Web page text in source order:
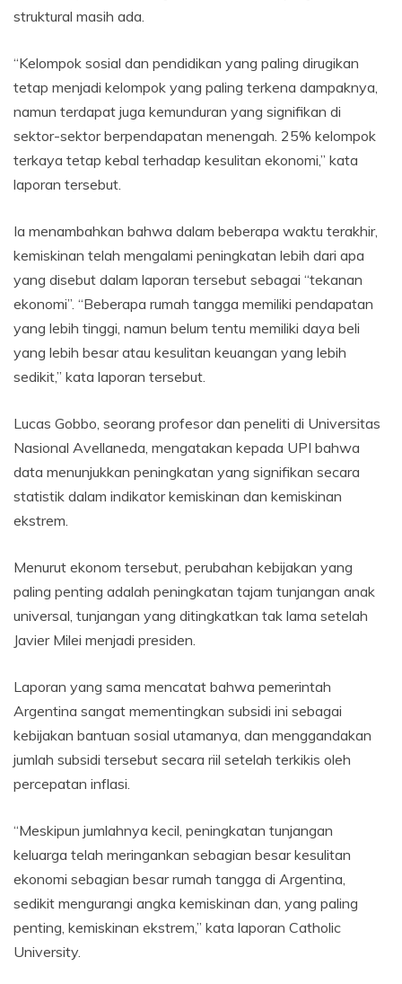
struktural masih ada.
“Kelompok sosial dan pendidikan yang paling dirugikan
tetap menjadi kelompok yang paling terkena dampaknya,
namun terdapat juga kemunduran yang signifikan di
sektor-sektor berpendapatan menengah. 25% kelompok
terkaya tetap kebal terhadap kesulitan ekonomi,” kata
laporan tersebut.
Ia menambahkan bahwa dalam beberapa waktu terakhir,
kemiskinan telah mengalami peningkatan lebih dari apa
yang disebut dalam laporan tersebut sebagai “tekanan
ekonomi”. “Beberapa rumah tangga memiliki pendapatan
yang lebih tinggi, namun belum tentu memiliki daya beli
yang lebih besar atau kesulitan keuangan yang lebih
sedikit,” kata laporan tersebut.
Lucas Gobbo, seorang profesor dan peneliti di Universitas
Nasional Avellaneda, mengatakan kepada UPI bahwa
data menunjukkan peningkatan yang signifikan secara
statistik dalam indikator kemiskinan dan kemiskinan
ekstrem.
Menurut ekonom tersebut, perubahan kebijakan yang
paling penting adalah peningkatan tajam tunjangan anak
universal, tunjangan yang ditingkatkan tak lama setelah
Javier Milei menjadi presiden.
Laporan yang sama mencatat bahwa pemerintah
Argentina sangat mementingkan subsidi ini sebagai
kebijakan bantuan sosial utamanya, dan menggandakan
jumlah subsidi tersebut secara riil setelah terkikis oleh
percepatan inflasi.
“Meskipun jumlahnya kecil, peningkatan tunjangan
keluarga telah meringankan sebagian besar kesulitan
ekonomi sebagian besar rumah tangga di Argentina,
sedikit mengurangi angka kemiskinan dan, yang paling
penting, kemiskinan ekstrem,” kata laporan Catholic
University.